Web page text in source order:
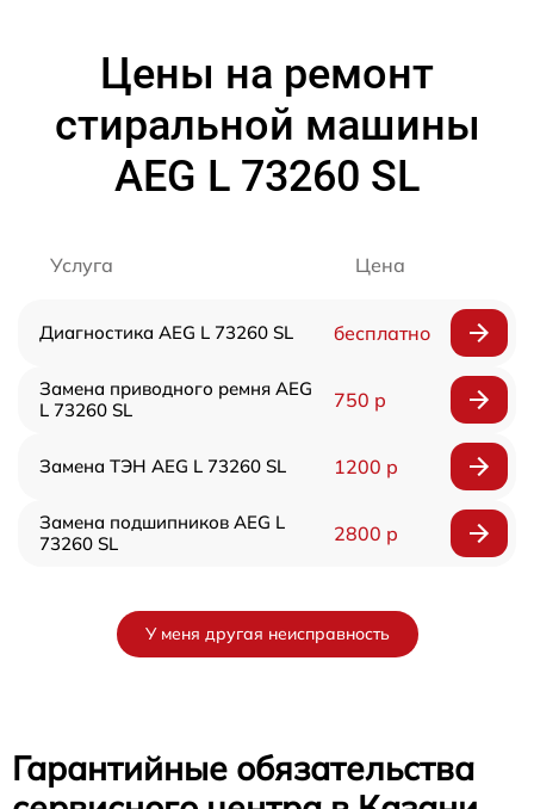
Цены на ремонт
стиральной машины
AEG L 73260 SL
Услуга Цена
Диагностика AEG L 73260 SL бесплатно
Замена приводного ремня AEG
L 73260 SL
750 р
Замена ТЭН AEG L 73260 SL 1200 р
Замена подшипников AEG L
73260 SL
2800 р
У меня другая неисправность
Гарантийные обязательства